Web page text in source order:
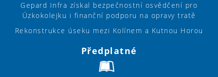
Gepard Infra získal bezpečnostní osvědčení pro
Úzkokolejku i finanční podporu na opravy tratě
Rekonstrukce úseku mezi Kolínem a Kutnou Horou
Předplatné